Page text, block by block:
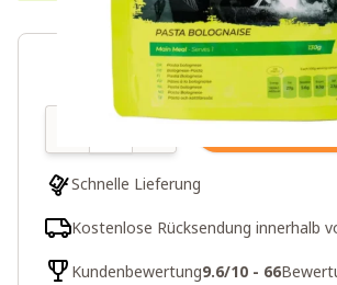
In den
Schnelle Lieferung
Kostenlose Rücksendung innerhalb
Kundenbewertung9.6/10 - 66